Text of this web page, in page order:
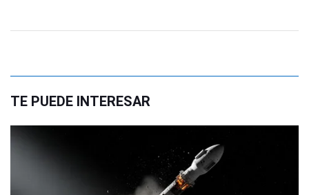
TE PUEDE INTERESAR